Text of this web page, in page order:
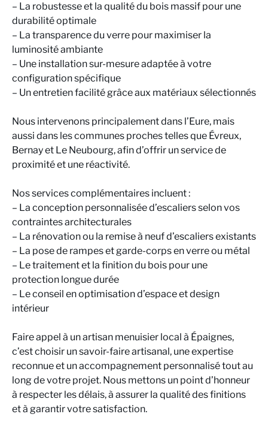
– La robustesse et la qualité du bois massif pour une
durabilité optimale
– La transparence du verre pour maximiser la
luminosité ambiante
– Une installation sur-mesure adaptée à votre
configuration spécifique
– Un entretien facilité grâce aux matériaux sélectionnés
Nous intervenons principalement dans l’Eure, mais
aussi dans les communes proches telles que Évreux,
Bernay et Le Neubourg, afin d’offrir un service de
proximité et une réactivité.
Nos services complémentaires incluent :
– La conception personnalisée d’escaliers selon vos
contraintes architecturales
– La rénovation ou la remise à neuf d’escaliers existants
– La pose de rampes et garde-corps en verre ou métal
– Le traitement et la finition du bois pour une
protection longue durée
– Le conseil en optimisation d’espace et design
intérieur
Faire appel à un artisan menuisier local à Épaignes,
c’est choisir un savoir-faire artisanal, une expertise
reconnue et un accompagnement personnalisé tout au
long de votre projet. Nous mettons un point d’honneur
à respecter les délais, à assurer la qualité des finitions
et à garantir votre satisfaction.